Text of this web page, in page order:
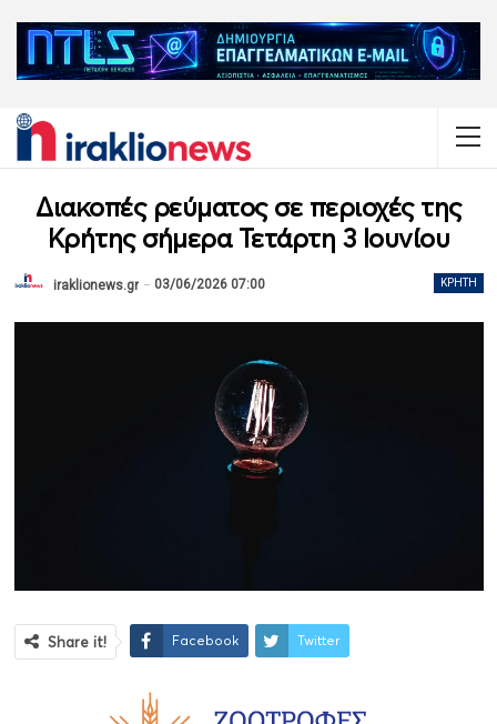
Διακοπές ρεύματος σε περιοχές της
Κρήτης σήμερα Τετάρτη 3 Ιουνίου
ΚΡΉΤΗ
iraklionews.gr 03/06/2026 07:00
Share it! Facebook Twitter